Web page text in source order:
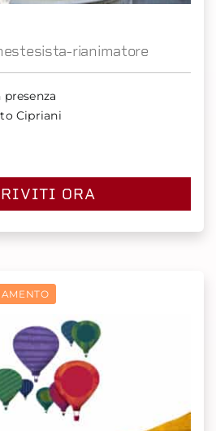
rianimatore
presenza
Cipriani
ORA